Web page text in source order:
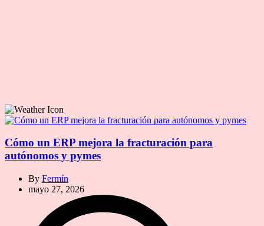
Cómo un ERP mejora la fracturación para
autónomos y pymes
By Fermín
mayo 27, 2026